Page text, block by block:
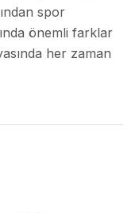
spor
önemli farklar
her zaman